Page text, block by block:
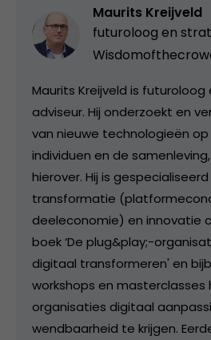
Maurits Kreijveld
futuroloog en
Maurits Kreijveld is
adviseur. Hij onderzoekt en
van nieuwe technologieën
individuen en de
hierover. Hij is
transformatie
deeleconomie) en innovatie
boek ‘De plug&play;-
digitaal transformeren' en
workshops en masterclasses
organisaties digitaal
wendbaarheid te krijgen.